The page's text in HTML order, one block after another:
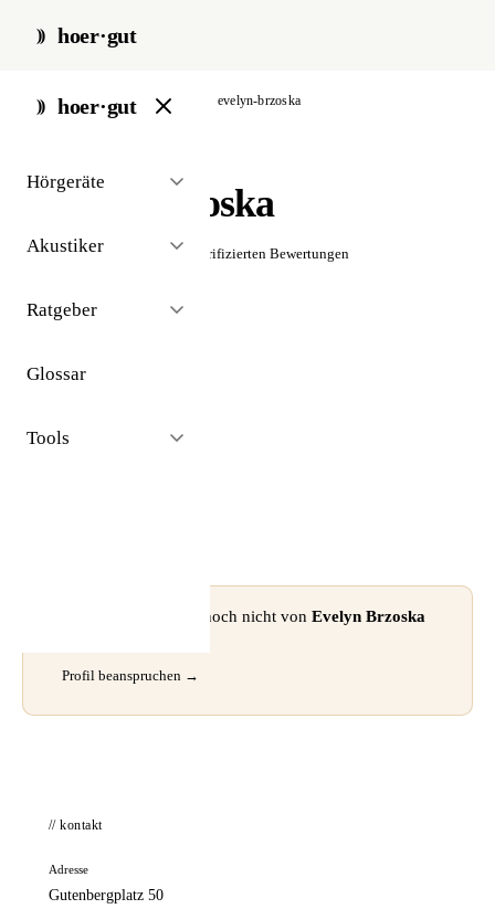
hoer·gut
hoer·gut
Hörgeräte
Akustiker
Ratgeber
Glossar
Tools
start / akustiker / arnsberg evelyn-brzoska
Evelyn Brzoska
☆☆☆☆☆ Noch keine verifizierten Bewertungen
⚠ Dieses Profil wurde noch nicht von Evelyn Brzoska
Profil beanspruchen →
// kontakt
Adresse
Gutenbergplatz 50